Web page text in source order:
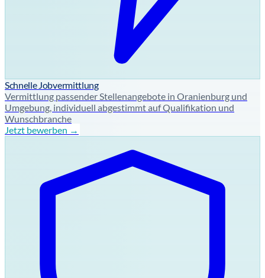
Schnelle Jobvermittlung
Vermittlung passender Stellenangebote in Oranienburg und
Umgebung, individuell abgestimmt auf Qualifikation und
Wunschbranche
Jetzt bewerben →